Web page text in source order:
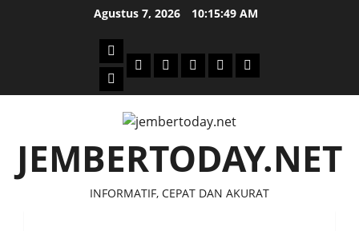
Agustus 7, 2026 10:15:49 AM
Beranda
News
PolitikOtomotifEkonomiSosialtentang
JEMBERTODAY.NET
INFORMATIF, CEPAT DAN AKURAT